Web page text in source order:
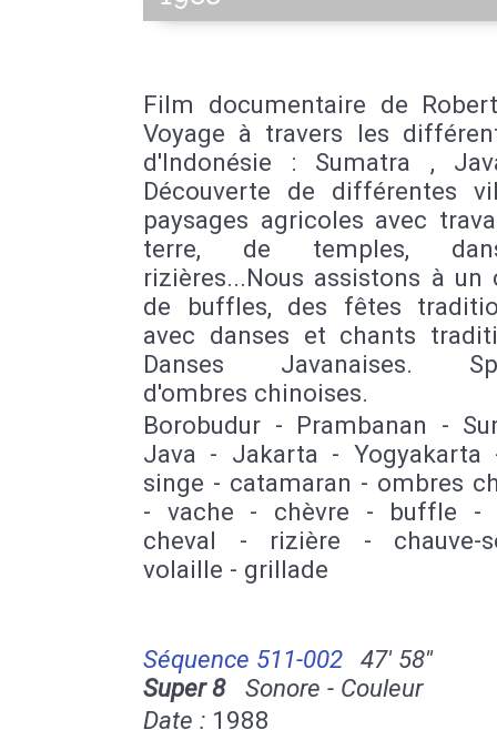
Film documentaire de
Voyage à travers les
d'Indonésie : Sumatra ,
Découverte de différentes
paysages agricoles avec
terre, de temples,
rizières...Nous assistons à un
de buffles, des fêtes
avec danses et chants
Danses Javanaises.
d'ombres chinoises.
Borobudur - Prambanan -
Java - Jakarta -
singe - catamaran - ombres
- vache - chèvre - buffle -
cheval - rizière - chauve-
volaille - grillade
Séquence 511-002
47' 58''
Super 8Sonore - Couleur
Date : 1988